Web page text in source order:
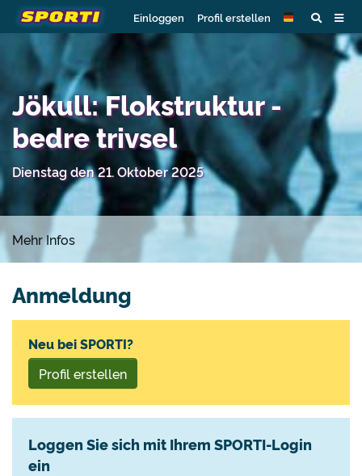
Einloggen Profil erstellen
Jökull: Flokstruktur -
bedre trivsel
Dienstag den 21. Oktober 2025
Mehr Infos
Anmeldung
Neu bei SPORTI?
Profil erstellen
Loggen Sie sich mit Ihrem SPORTI-Login
ein